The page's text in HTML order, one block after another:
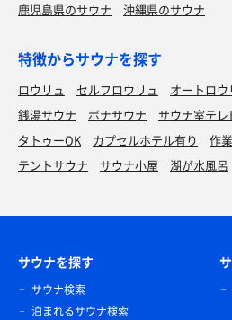
鹿児島県のサウナ
沖縄県のサウナ
特徴からサウナを探す
ロウリュ セルフロウリュ オートロウ
銭湯サウナ
ボナサウナ サウナ室テレ
タトゥーOK
カプセルホテル有り
作
テントサウナ
サウナ小屋 湖が水風呂
サウナを探す
サウナ検索
泊まれるサウナ検索